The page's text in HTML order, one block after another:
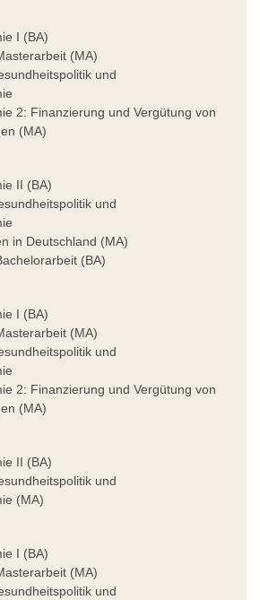
I (BA)
(MA)
und
2: Finanzierung und Vergütung von
(MA)
II (BA)
und
in Deutschland (MA)
(BA)
I (BA)
(MA)
und
2: Finanzierung und Vergütung von
(MA)
II (BA)
und
(MA)
I (BA)
(MA)
und